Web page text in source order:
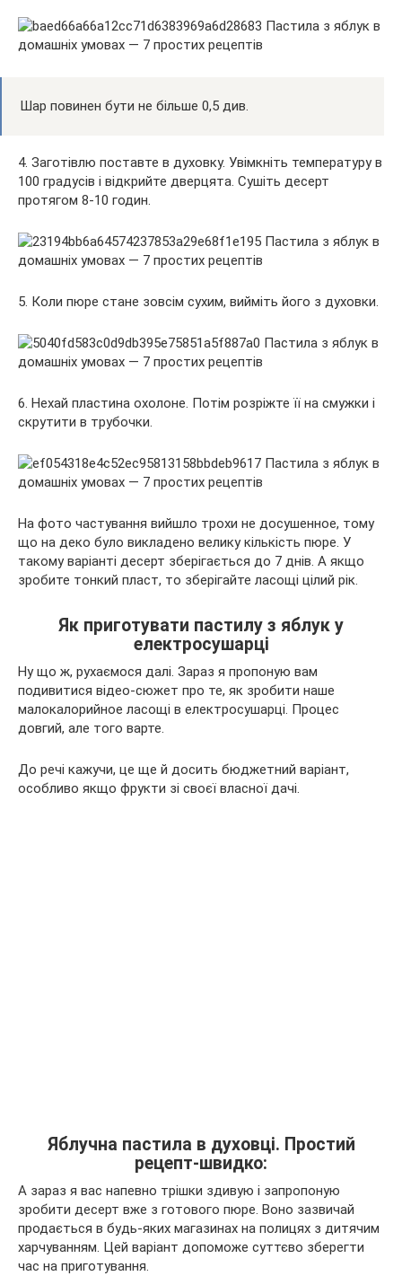
Шар повинен бути не більше 0,5 див.
4. Заготівлю поставте в духовку. Увімкніть температуру в
100 градусів і відкрийте дверцята. Сушіть десерт
протягом 8-10 годин.
5. Коли пюре стане зовсім сухим, вийміть його з духовки.
6. Нехай пластина охолоне. Потім розріжте її на смужки і
скрутити в трубочки.
На фото частування вийшло трохи не досушенное, тому
що на деко було викладено велику кількість пюре. У
такому варіанті десерт зберігається до 7 днів. А якщо
зробите тонкий пласт, то зберігайте ласощі цілий рік.
Як приготувати пастилу з яблук у
електросушарці
Ну що ж, рухаємося далі. Зараз я пропоную вам
подивитися відео-сюжет про те, як зробити наше
малокалорийное ласощі в електросушарці. Процес
довгий, але того варте.
До речі кажучи, це ще й досить бюджетний варіант,
особливо якщо фрукти зі своєї власної дачі.
Яблучна пастила в духовці. Простий
рецепт-швидко:
А зараз я вас напевно трішки здивую і запропоную
зробити десерт вже з готового пюре. Воно зазвичай
продається в будь-яких магазинах на полицях з дитячим
харчуванням. Цей варіант допоможе суттєво зберегти
час на приготування.